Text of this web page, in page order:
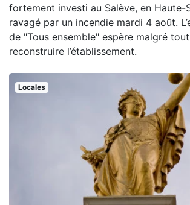
fortement investi au Salève, en Haute-
ravagé par un incendie mardi 4 août.
de "Tous ensemble" espère malgré
reconstruire l’établissement.
Locales